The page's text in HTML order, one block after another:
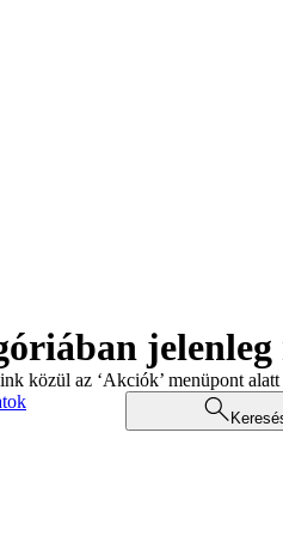
jelenleg
közül az ‘Akciók’ menüpont alatt